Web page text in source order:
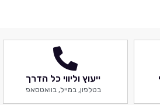
ייעוץ וליווי כל הדרך
בטלפון, במייל, בוואטסאפ